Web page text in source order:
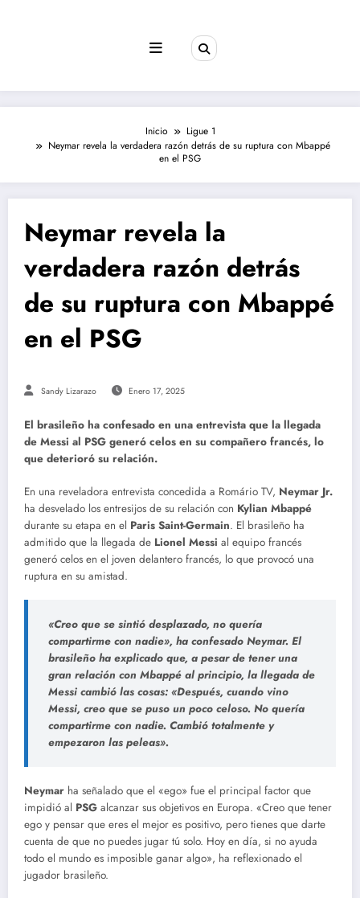
Inicio
Ligue 1
Neymar revela la verdadera razón detrás de su ruptura con Mbappé
en el PSG
Neymar revela la
verdadera razón detrás
de su ruptura con Mbappé
en el PSG
Sandy Lizarazo Enero 17, 2025
El brasileño ha confesado en una entrevista que la llegada
de Messi al PSG generó celos en su compañero francés, lo
que deterioró su relación.
En una reveladora entrevista concedida a Romário TV, Neymar Jr.
ha desvelado los entresijos de su relación con Kylian Mbappé
durante su etapa en el Paris Saint-Germain. El brasileño ha
admitido que la llegada de Lionel Messi al equipo francés
generó celos en el joven delantero francés, lo que provocó una
ruptura en su amistad.
«Creo que se sintió desplazado, no quería
compartirme con nadie», ha confesado Neymar. El
brasileño ha explicado que, a pesar de tener una
gran relación con Mbappé al principio, la llegada de
Messi cambió las cosas: «Después, cuando vino
Messi, creo que se puso un poco celoso. No quería
compartirme con nadie. Cambió totalmente y
empezaron las peleas».
Neymar ha señalado que el «ego» fue el principal factor que
impidió al PSG alcanzar sus objetivos en Europa. «Creo que tener
ego y pensar que eres el mejor es positivo, pero tienes que darte
cuenta de que no puedes jugar tú solo. Hoy en día, si no ayuda
todo el mundo es imposible ganar algo», ha reflexionado el
jugador brasileño.